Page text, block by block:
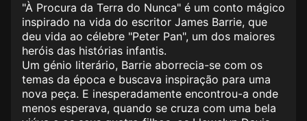
"À Procura da Terra do Nunca" é um conto mágico
inspirado na vida do escritor James Barrie, que
deu vida ao célebre "Peter Pan", um dos maiores
heróis das histórias infantis.
Um génio literário, Barrie aborrecia-se com os
temas da época e buscava inspiração para uma
nova peça. E inesperadamente encontrou-a onde
menos esperava, quando se cruza com uma bela